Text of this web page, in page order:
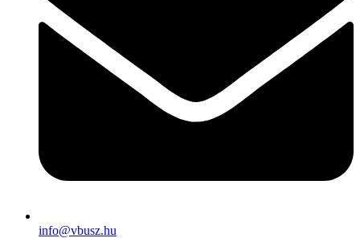
info@vbusz.hu